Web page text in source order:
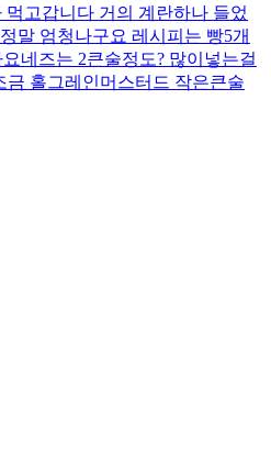
고갑니다 거의 계란하나 들었
말 엄청나구요 레시피는 빵5개
네즈는 2큰술정도? 많이넣는걸
홀그레인머스터드 작은큰술